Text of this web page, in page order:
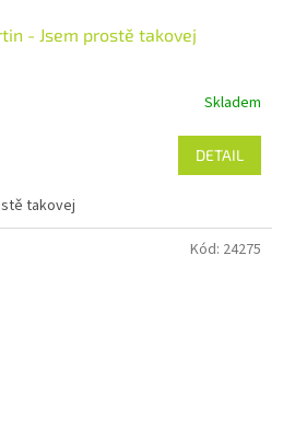
- Jsem prostě takovej
Skladem
DETAIL
takovej
Kód: 24275